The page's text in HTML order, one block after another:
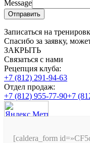
Message
Отправить
Записаться на
Спасибо за заявку,
ЗАКРЫТЬ
Связаться с нами
Рецепция клуба:
+7 (812) 291-94-63
Отдел продаж:
+7 (812) 955-77-90+7
[caldera_form